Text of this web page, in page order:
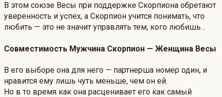
В этом союзе Весы при поддержке Скорпиона обретают
уверенность и успех, а Скорпион учится понимать, что
любить — это не значит управлять тем, кого любишь…
Совместимость Мужчина Скорпион — Женщина Весы
В его выборе она для него — партнерша номер один, и
нравится ему лишь чуть меньше, чем он ей.
Но в то время как она расценивает его как самый